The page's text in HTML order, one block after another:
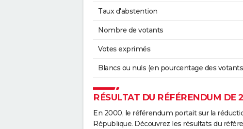
Taux d'abstention
Nombre de votants
Votes exprimés
Blancs ou nuls (en pourcentage des
RÉSULTAT DU RÉFÉRENDUM DE
En 2000, le référendum portait sur la
République. Découvrez les résultats du